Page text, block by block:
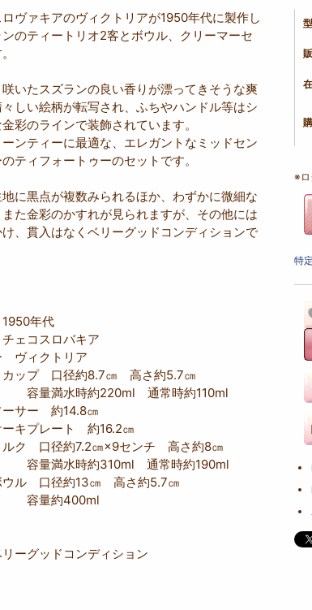
ヴァキアのヴィクトリアが1950年代に製作し
のティートリオ2客とボウル、クリーマーセ
いたスズランの良い香りが漂ってきそうな爽
しい絵柄が転写され、ふちやハンドル等はシ
彩のラインで装飾されています。
ンティーに最適な、エレガントなミッドセン
ティフォートゥーのセットです。
に黒点が複数みられるほか、わずかに微細な
た金彩のかすれが見られますが、その他には
、貫入はなくベリーグッドコンディションで
年代
ェコスロバキア
ヴィクトリア
ップ 口径約8.7㎝ 高さ約5.7㎝
水時約220ml 通常時約110ml
ー 約14.8㎝
プレート 約16.2㎝
口径約7.2㎝×9センチ 高さ約8㎝
水時約310ml 通常時約190ml
口径約13㎝ 高さ約5.7㎝
約400ml
ーグッドコンディション
※ロ
特